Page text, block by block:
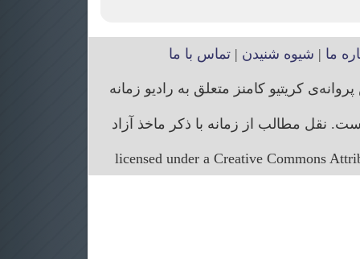
ما | شیوه شنیدن |تماس با ما
کریتیو کامنز متعلق به رادیو زمانه
نقل مطالب از زمانه با ذکر ماخذ آزاد
licensed under a Creative Commons